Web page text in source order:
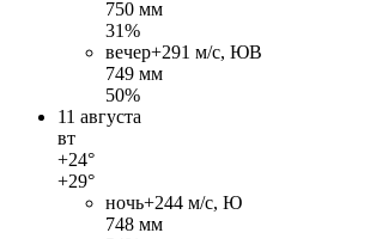
750 мм
31%
вечер+291 м/c, ЮВ
749 мм
50%
11 августа
вт
+24°
+29°
ночь+244 м/c, Ю
748 мм